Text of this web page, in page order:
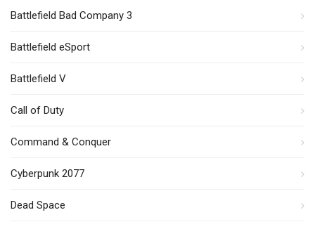
Battlefield Bad Company 3
Battlefield eSport
Battlefield V
Call of Duty
Command & Conquer
Cyberpunk 2077
Dead Space